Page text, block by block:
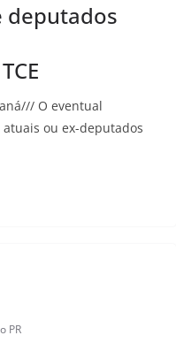
deputados
O eventual
ou ex-deputados
PR